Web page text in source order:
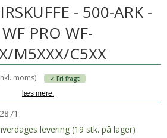
- 500-ARK -
PRO WF-
M5XXX/C5XX
moms) ✓ Fri fragt
levering (19 stk. på lager)